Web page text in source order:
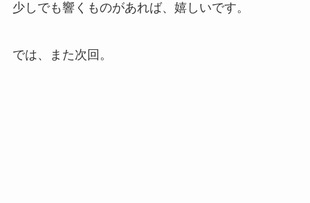
少しでも響くものがあれば、嬉しいです。
では、また次回。